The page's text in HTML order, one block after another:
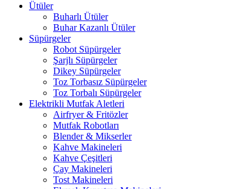
Ütüler
Buharlı Ütüler
Buhar Kazanlı Ütüler
Süpürgeler
Robot Süpürgeler
Şarjlı Süpürgeler
Dikey Süpürgeler
Toz Torbasız Süpürgeler
Toz Torbalı Süpürgeler
Elektrikli Mutfak Aletleri
Airfryer & Fritözler
Mutfak Robotları
Blender & Mikserler
Kahve Makineleri
Kahve Çeşitleri
Çay Makineleri
Tost Makineleri